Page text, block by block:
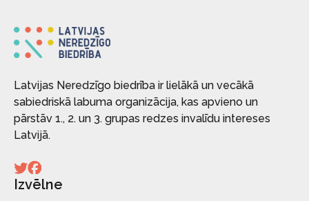
Latvijas Neredzīgo biedrība ir lielākā un vecākā
sabiedriskā labuma organizācija, kas apvieno un
pārstāv 1., 2. un 3. grupas redzes invalīdu intereses
Latvijā.
Izvēlne